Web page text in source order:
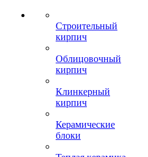
Строительный
кирпич
Облицовочный
кирпич
Клинкерный
кирпич
Керамические
блоки